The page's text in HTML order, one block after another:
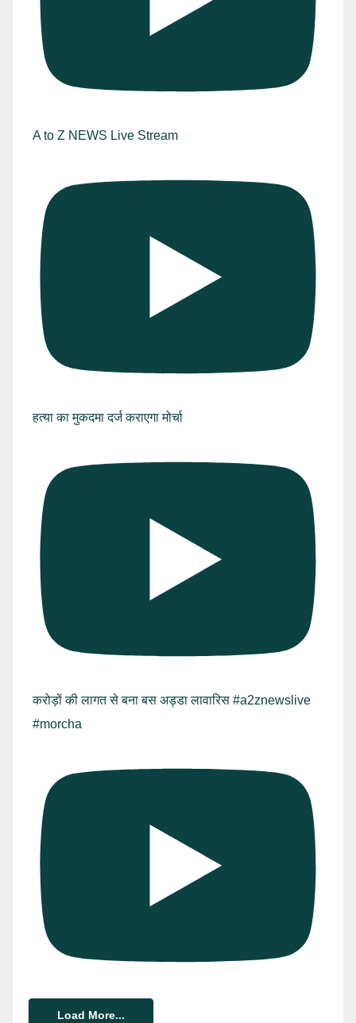
A to Z NEWS Live Stream
हत्या का मुकदमा दर्ज कराएगा मोर्चा
करोड़ों की लागत से बना बस अड्डा लावारिस #a2znewslive
#morcha
Load More...